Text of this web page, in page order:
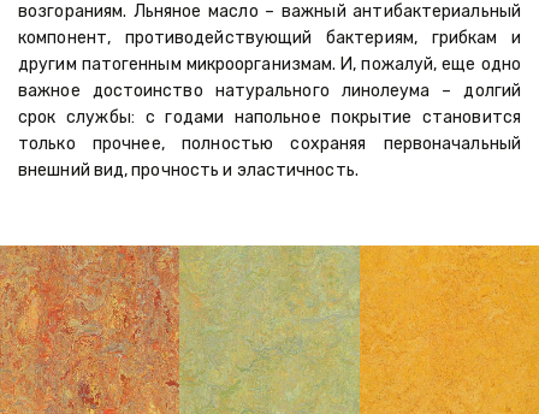
возгораниям. Льняное масло – важный антибактериальный
компонент, противодействующий бактериям, грибкам и
другим патогенным микроорганизмам. И, пожалуй, еще одно
важное достоинство натурального линолеума – долгий
срок службы: с годами напольное покрытие становится
только прочнее, полностью сохраняя первоначальный
внешний вид, прочность и эластичность.